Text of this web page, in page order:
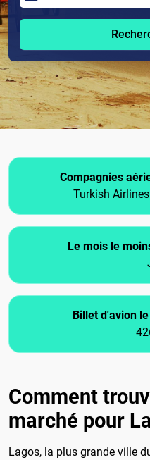
Compagnies
Turkish
Le mois le
Billet d'avion
Comment
marché pour
Lagos, la plus grande ville